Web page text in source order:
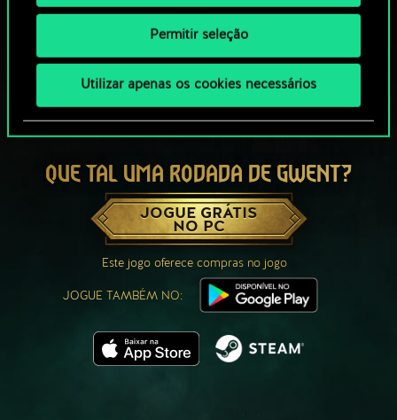
Permitir seleção
Utilizar apenas os cookies necessários
QUE TAL UMA RODADA DE GWENT?
JOGUE GRÁTIS
NO PC
Este jogo oferece compras no jogo
JOGUE TAMBÉM NO: